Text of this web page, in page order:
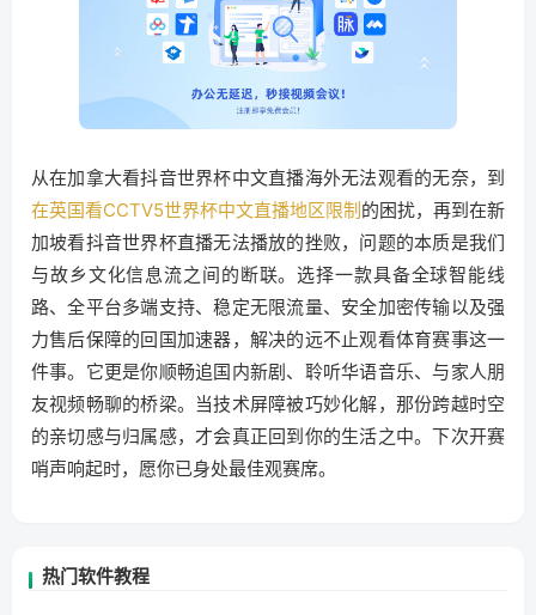
从在加拿大看抖音世界杯中文直播海外无法观看的无奈，到
在英国看CCTV5世界杯中文直播地区限制 的困扰，再到在新
加坡看抖音世界杯直播无法播放的挫败，问题的本质是我们
与故乡文化信息流之间的断联。选择一款具备全球智能线
路、全平台多端支持、稳定无限流量、安全加密传输以及强
力售后保障的回国加速器，解决的远不止观看体育赛事这一
件事。它更是你顺畅追国内新剧、聆听华语音乐、与家人朋
友视频畅聊的桥梁。当技术屏障被巧妙化解，那份跨越时空
的亲切感与归属感，才会真正回到你的生活之中。下次开赛
哨声响起时，愿你已身处最佳观赛席。
热门软件教程